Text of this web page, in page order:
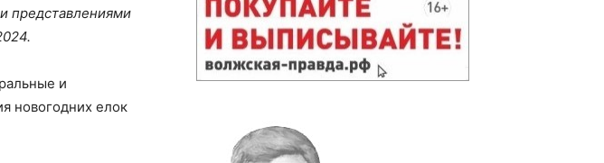
представлениями
и
новогодних елок